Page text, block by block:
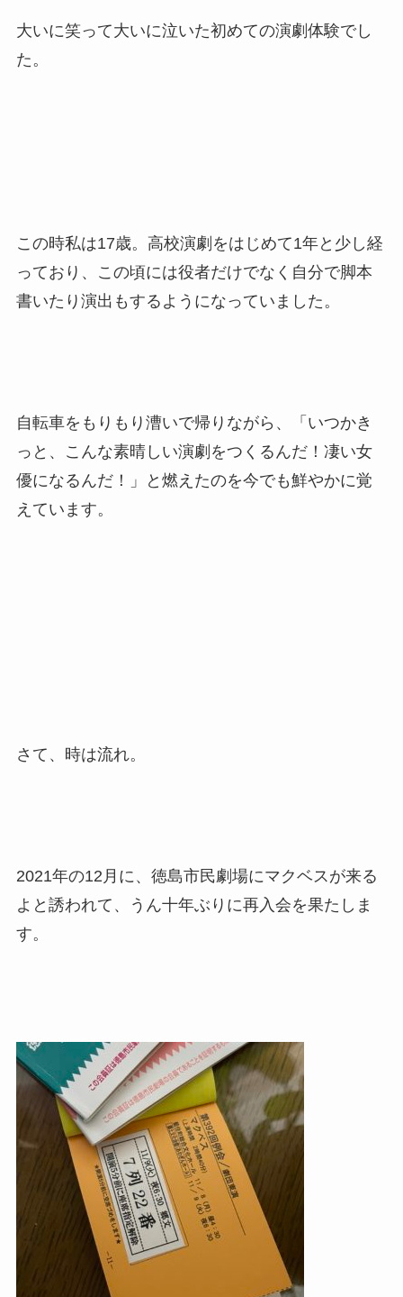
大いに笑って大いに泣いた初めての演劇体験でし
た。
この時私は17歳。高校演劇をはじめて1年と少し経
っており、この頃には役者だけでなく自分で脚本
書いたり演出もするようになっていました。
自転車をもりもり漕いで帰りながら、「いつかき
っと、こんな素晴しい演劇をつくるんだ！凄い女
優になるんだ！」と燃えたのを今でも鮮やかに覚
えています。
さて、時は流れ。
2021年の12月に、徳島市民劇場にマクベスが来る
よと誘われて、うん十年ぶりに再入会を果たしま
す。